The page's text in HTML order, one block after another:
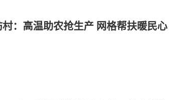
：高温助农抢生产 网格帮扶暖民心